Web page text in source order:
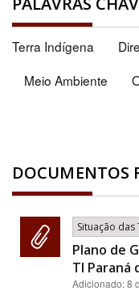
Terra Indígena
Meio Ambiente
DOCUMENTOS
Situação das
Plano de
TI Paraná
Adicionado:8